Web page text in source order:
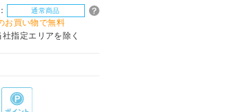
通常商品
お買い物で無料
指定エリアを除く